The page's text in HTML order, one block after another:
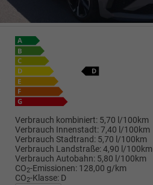
Verbrauch kombiniert: 5,70 l/100km
Verbrauch Innenstadt:7,40 l/100km
Verbrauch Stadtrand: 5,70 l/100km
Verbrauch Landstraße:4,90 l/100km
Verbrauch Autobahn: 5,80 l/100km
CO2-Emissionen: 128,00 g/km
CO2-Klasse: D